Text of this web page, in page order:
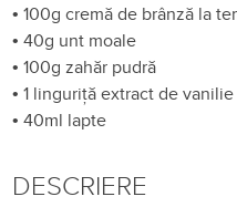
•100g cremă de brânză la
•40g unt moale
•100g zahăr pudră
•1 linguriță extract de vanilie
•40ml lapte
DESCRIERE